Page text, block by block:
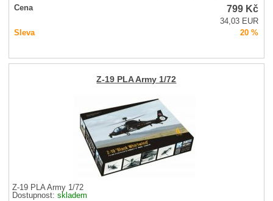
Cena 799 Kč
34,03 EUR
Sleva
20 %
Z-19 PLA Army 1/72
Z-19 PLA Army 1/72
Dostupnost:skladem